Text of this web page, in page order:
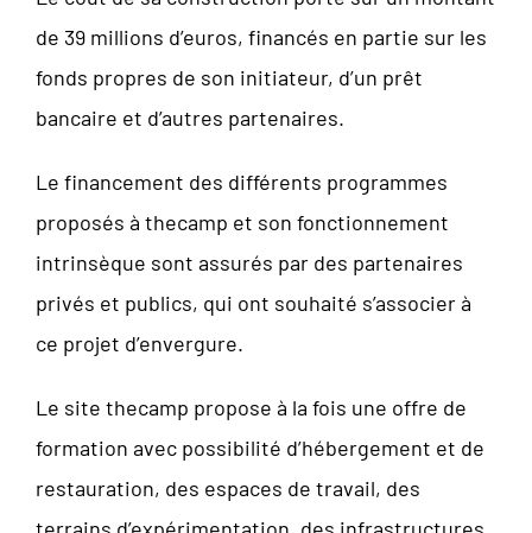
de 39 millions d’euros, financés en partie sur les
fonds propres de son initiateur, d’un prêt
bancaire et d’autres partenaires.
Le financement des différents programmes
proposés à thecamp et son fonctionnement
intrinsèque sont assurés par des partenaires
privés et publics, qui ont souhaité s’associer à
ce projet d’envergure.
Le site thecamp propose à la fois une offre de
formation avec possibilité d’hébergement et de
restauration, des espaces de travail, des